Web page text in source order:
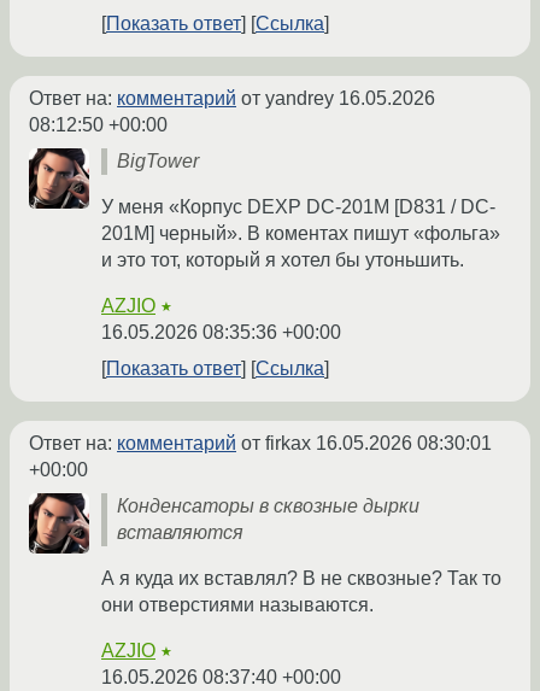
Показать ответ
Ссылка
Ответ на: комментарий от yandrey 16.05.2026
08:12:50 +00:00
BigTower
У меня «Корпус DEXP DC-201M [D831 / DC-
201M] черный». В коментах пишут «фольга»
и это тот, который я хотел бы утоньшить.
AZJIO ★
16.05.2026 08:35:36 +00:00
Показать ответ
Ссылка
Ответ на: комментарий от firkax 16.05.2026 08:30:01
+00:00
Конденсаторы в сквозные дырки
вставляются
А я куда их вставлял? В не сквозные? Так то
они отверстиями называются.
AZJIO ★
16.05.2026 08:37:40 +00:00